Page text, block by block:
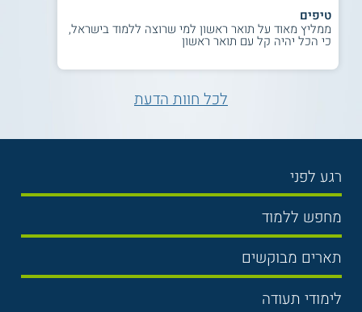
טיפים
ממליץ מאוד על תואר ראשון למי שרוצה ללמוד בישראל,
כי הכל יהיה קל עם תואר ראשון
לכל חוות הדעת
רגע לפני
בחירת לימודים
תנאי קבלה
שכר לימוד
אוניברסיטה
מחפש ללמוד
תואר ראשון
תואר שני
תארים מבוקשים
משפטים
לימודי תעודה